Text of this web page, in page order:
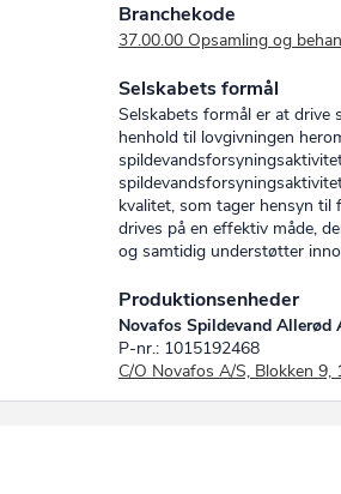
Branchekode
37.00.00 Opsamling og
Selskabets formål
Selskabets formål er at drive
henhold til lovgivningen
kvalitet, som tager hensyn
drives på en effektiv måde,
og samtidig understøtter
Produktionsenheder
Novafos Spildevand Allerød
P-nr.: 1015192468
C/O Novafos A/S, Blokken 9,